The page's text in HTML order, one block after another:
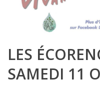
LES
SAMEDI 11